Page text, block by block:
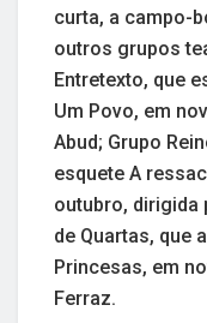
curta, a campo-
outros grupos
Entretexto, que
Um Povo, em
Abud; Grupo
esquete A
outubro, dirigida
de Quartas, que
Princesas, em
Ferraz.